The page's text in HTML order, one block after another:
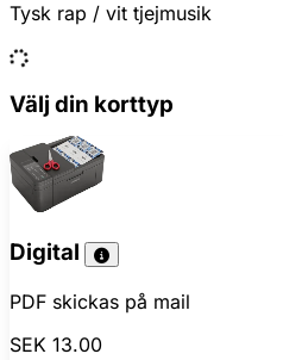
Tysk rap / vit tjejmusik
Välj din korttyp
Digital
PDF skickas på mail
SEK 13.00